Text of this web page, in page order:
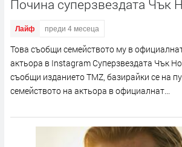
Почина суперзвездата Чък
Лайф преди 4 месеца
Това съобщи семейството му в
актьора в Instagram Суперзвездата Чък
съобщи изданието TMZ, базирайки се на
семейството на актьора в официалнат...